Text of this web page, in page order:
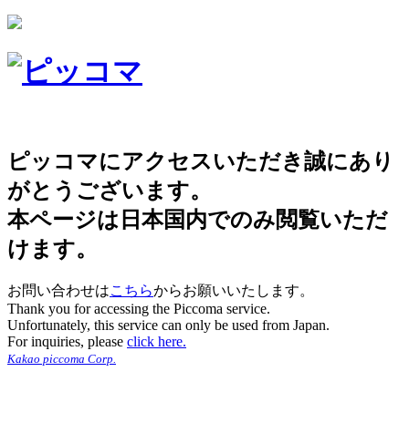
ピッコマにアクセスいただき誠にあり
がとうございます。
本ページは日本国内でのみ閲覧いただ
けます。
お問い合わせはこちらからお願いいたします。
Thank you for accessing the Piccoma service.
Unfortunately, this service can only be used from Japan.
For inquiries, please click here.
Kakao piccoma Corp.